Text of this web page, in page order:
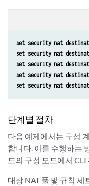
set security nat
set security nat
set security nat
set security nat
set security nat
단계별 절차
다음 예제에서는 구성
합니다. 이를 수행하는
드의 구성 모드에서
대상 NAT 풀 및 규칙